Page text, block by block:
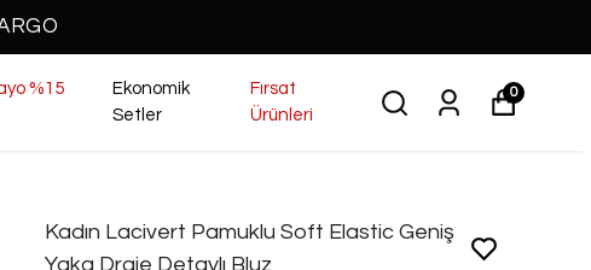
%15
Ekonomik
Setler
Fırsat
Ürünleri
0
Kadın Lacivert Pamuklu Soft Elastic Geniş
Yaka Draje Detaylı Bluz